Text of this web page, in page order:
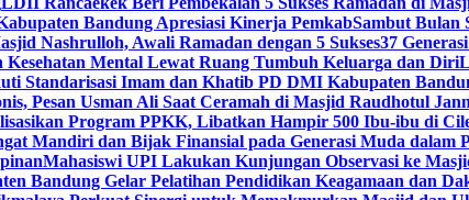
Bandung Apresiasi Kinerja PemkabSambut Bulan
Nashrulloh, Awali Ramadan dengan 5 Sukses37
Mental Lewat Ruang Tumbuh Keluarga dan Diri
Standarisasi Imam dan Khatib PD DMI Kabupaten
Pesan Usman Ali Saat Ceramah di Masjid Raudhotul
Program PPKK, Libatkan Hampir 500 Ibu-ibu di
Mandiri dan Bijak Finansial pada Generasi Muda dalam
Mahasiswi UPI Lakukan Kunjungan Observasi ke
Bandung Gelar Pelatihan Pendidikan Keagamaan dan